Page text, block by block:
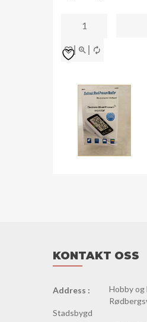
blodtrykksmåler
antall
KONTAKT OSS
Address :
Hobby og
Stadsbygd